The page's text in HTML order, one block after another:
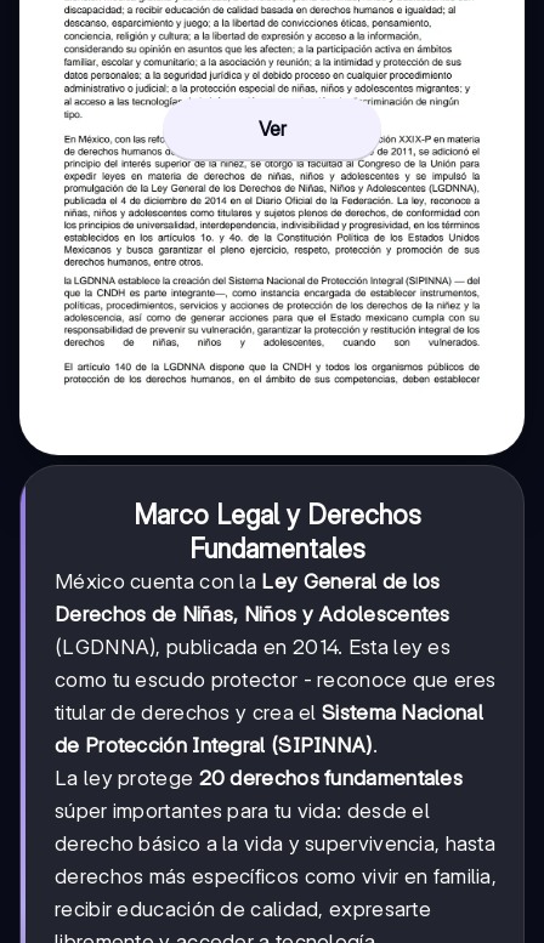
Ver
Marco Legal y Derechos
Fundamentales
México cuenta con la Ley General de los
Derechos de Niñas, Niños y Adolescentes
(LGDNNA), publicada en 2014. Esta ley es
como tu escudo protector - reconoce que eres
titular de derechos y crea elSistema Nacional
de Protección Integral (SIPINNA).
La ley protege 20 derechos fundamentales
súper importantes para tu vida: desde el
derecho básico a la vida y supervivencia, hasta
derechos más específicos como vivir en familia,
recibir educación de calidad, expresarte